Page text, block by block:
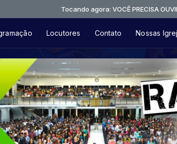
Tocando agora: VOCÊ PRECISA OUVIR ESTE
Locutores Contato Nossas